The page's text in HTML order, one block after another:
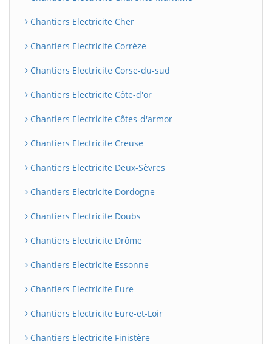
Chantiers Electricite Cher
Chantiers Electricite Corrèze
Chantiers Electricite Corse-du-sud
Chantiers Electricite Côte-d'or
Chantiers Electricite Côtes-d'armor
Chantiers Electricite Creuse
Chantiers Electricite Deux-Sèvres
Chantiers Electricite Dordogne
Chantiers Electricite Doubs
Chantiers Electricite Drôme
Chantiers Electricite Essonne
Chantiers Electricite Eure
Chantiers Electricite Eure-et-Loir
Chantiers Electricite Finistère